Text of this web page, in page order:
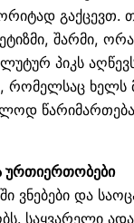
გაქცევთ.
შარმი,
პიკს
რომელსაც ხელს
ურთიერთობები
ვნებები და
საყვარელი